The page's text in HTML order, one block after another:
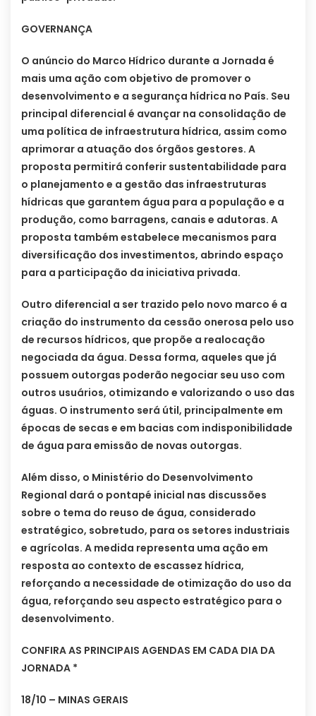
GOVERNANÇA
O anúncio do Marco Hídrico durante a Jornada é
mais uma ação com objetivo de promover o
desenvolvimento e a segurança hídrica no País. Seu
principal diferencial é avançar na consolidação de
uma política de infraestrutura hídrica, assim como
aprimorar a atuação dos órgãos gestores. A
proposta permitirá conferir sustentabilidade para
o planejamento e a gestão das infraestruturas
hídricas que garantem água para a população e a
produção, como barragens, canais e adutoras. A
proposta também estabelece mecanismos para
diversificação dos investimentos, abrindo espaço
para a participação da iniciativa privada.
Outro diferencial a ser trazido pelo novo marco é a
criação do instrumento da cessão onerosa pelo uso
de recursos hídricos, que propõe a realocação
negociada da água. Dessa forma, aqueles que já
possuem outorgas poderão negociar seu uso com
outros usuários, otimizando e valorizando o uso das
águas. O instrumento será útil, principalmente em
épocas de secas e em bacias com indisponibilidade
de água para emissão de novas outorgas.
Além disso, o Ministério do Desenvolvimento
Regional dará o pontapé inicial nas discussões
sobre o tema do reuso de água, considerado
estratégico, sobretudo, para os setores industriais
e agrícolas. A medida representa uma ação em
resposta ao contexto de escassez hídrica,
reforçando a necessidade de otimização do uso da
água, reforçando seu aspecto estratégico para o
desenvolvimento.
CONFIRA AS PRINCIPAIS AGENDAS EM CADA DIA DA
JORNADA *
18/10 – MINAS GERAIS